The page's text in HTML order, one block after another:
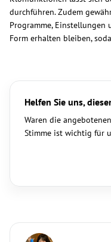
durchführen. Zudem
Programme,
Form erhalten bleiben,
Helfen Sie uns,
Waren die
Stimme ist wichtig für